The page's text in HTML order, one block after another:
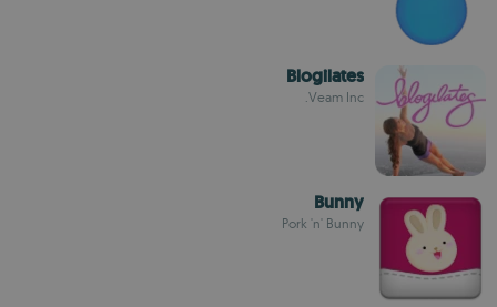
Blogilates
Veam Inc.
Bunny
Pork 'n' Bunny